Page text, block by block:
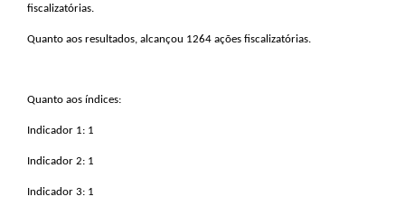
fiscalizatórias.
Quanto aos resultados, alcançou 1264 ações fiscalizatórias.
Quanto aos índices:
Indicador 1: 1
Indicador 2: 1
Indicador 3: 1